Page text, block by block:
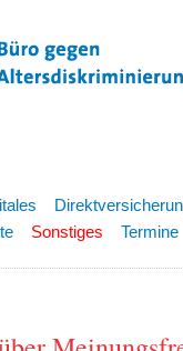
Sonstiges Termine